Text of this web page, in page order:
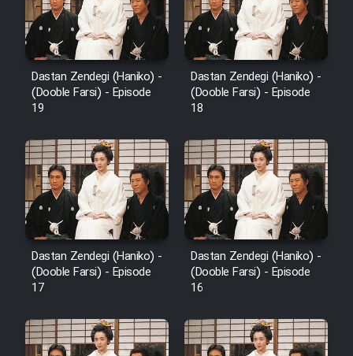
Dastan Zendegi (Haniko) -
(Dooble Farsi) - Episode
19
Dastan Zendegi (Haniko) -
(Dooble Farsi) - Episode
18
Dastan Zendegi (Haniko) -
(Dooble Farsi) - Episode
17
Dastan Zendegi (Haniko) -
(Dooble Farsi) - Episode
16